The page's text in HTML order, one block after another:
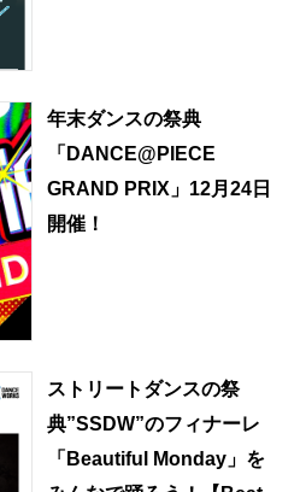
年末ダンスの祭典
「DANCE@PIECE
GRAND PRIX」12月24日
開催！
ストリートダンスの祭
典”SSDW”のフィナーレ
「Beautiful Monday」を